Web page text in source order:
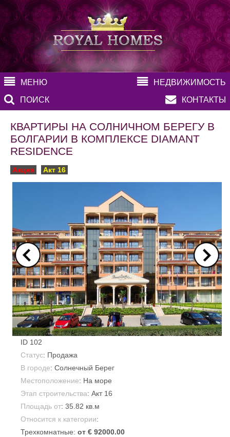
МЕНЮ
НЕДВИЖИМОСТЬ
ПОИСК
КОНТАКТЫ
КВАРТИРЫ НА СОЛНИЧНОМ БЕРЕГУ В
БОЛГАРИИ В КОМПЛЕКСЕ DIAMANT
RESIDENCE
Акция Акт 16
ID 102
Статус: Продажа
В городе: Солнечный Берег
Местоположение: На море
Этап строительства: Акт 16
Площадь от: 35.82 кв.м
Относится к категории:
Трехкомнатные: от € 92000.00